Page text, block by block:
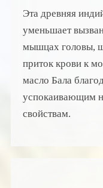
Эта древняя
уменьшает
мышцах головы,
приток крови к
масло Бала
успокаивающим
свойствам.